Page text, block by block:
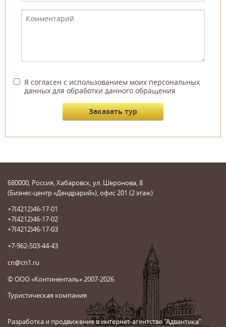
Я согласен с использованием моих персональных
данных для обработки данного обращения
680000, Россия, Хабаровск, ул. Шеронова, 8
(Бизнес-центр «Дендрарий»), офис 201 (2 этаж)
+7(4212)46-17-01
+7(4212)46-17-02
+7(4212)46-17-03
+7-962-503-44-43
cn@cn1.ru
© ООО «Континенталь» 2007-2026
Туристическая компания
Разработка и продвижение в интернет-агентстве "Адвантика"